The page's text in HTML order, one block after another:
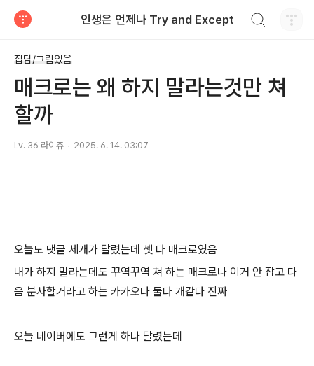
인생은 언제나 Try and Except
잡담/그림있음
매크로는 왜 하지 말라는것만 쳐
할까
Lv. 36 라이츄 2025. 6. 14. 03:07
오늘도 댓글 세개가 달렸는데 셋 다 매크로였음
내가 하지 말라는데도 꾸역꾸역 쳐 하는 매크로나 이거 안 잡고 다
음 분사할거라고 하는 카카오나 둘다 개같다 진짜
오늘 네이버에도 그런게 하나 달렸는데